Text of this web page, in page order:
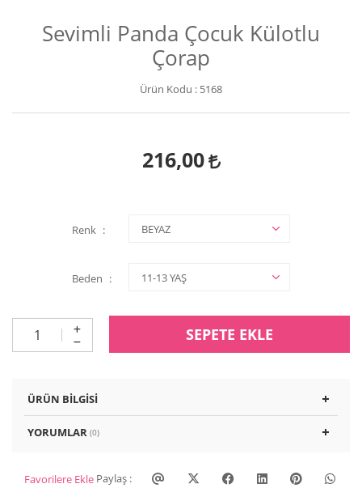
Sevimli Panda Çocuk Külotlu
Çorap
Ürün Kodu : 5168
216,00
Renk
Beden
SEPETE EKLE
ÜRÜN BILGISI
YORUMLAR (0)
Favorilere Ekle Paylaş :